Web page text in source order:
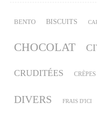
BENTO BISCUITS
CHOCOLAT
CRUDITÉES CRÈPES
DIVERS FRAIS D'ICI